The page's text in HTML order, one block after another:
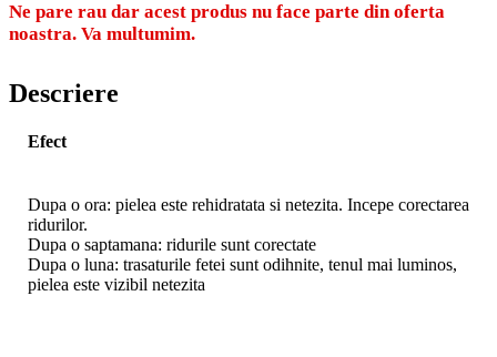
Ne pare rau dar acest produs nu face parte din oferta
noastra. Va multumim.
Descriere
Efect
Dupa o ora: pielea este rehidratata si netezita. Incepe corectarea
ridurilor.
Dupa o saptamana: ridurile sunt corectate
Dupa o luna: trasaturile fetei sunt odihnite, tenul mai luminos,
pielea este vizibil netezita